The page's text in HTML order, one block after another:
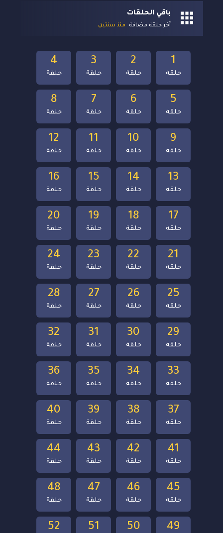
باقي الحلقات
آخر حلقة مضافة منذ سنتين
52 51 50 49
48
حلقة
47
حلقة
46
حلقة
45
حلقة
44
حلقة
43
حلقة
42
حلقة
41
حلقة
40
حلقة
39
حلقة
38
حلقة
37
حلقة
36
حلقة
35
حلقة
34
حلقة
33
حلقة
32
حلقة
31
حلقة
30
حلقة
29
حلقة
28
حلقة
27
حلقة
26
حلقة
25
حلقة
24
حلقة
23
حلقة
22
حلقة
21
حلقة
20
حلقة
19
حلقة
18
حلقة
17
حلقة
16
حلقة
15
حلقة
14
حلقة
13
حلقة
12
حلقة
11
حلقة
10
حلقة
9
حلقة
8
حلقة
7
حلقة
6
حلقة
5
حلقة
4
حلقة
3
حلقة
2
حلقة
1
حلقة